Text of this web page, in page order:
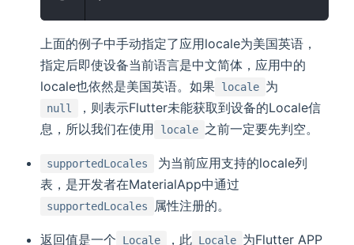
上面的例子中手动指定了应用locale为美国英语，
指定后即使设备当前语言是中文简体，应用中的
locale也依然是美国英语。如果 locale 为
null
，则表示Flutter未能获取到设备的Locale信
息，所以我们在使用
locale 之前一定要先判空。
supportedLocales
为当前应用支持的locale列
表，是开发者在MaterialApp中通过
supportedLocales 属性注册的。
返回值是一个 Locale ，此 Locale 为Flutter APP